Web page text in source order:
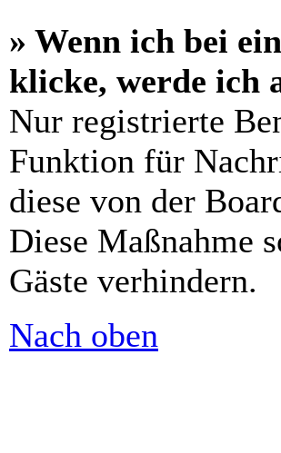
» Wenn ich bei
klicke, werde ich
Nur registrierte
Funktion für
diese von der
Diese Maßnahme
Gäste verhindern.
Nach oben